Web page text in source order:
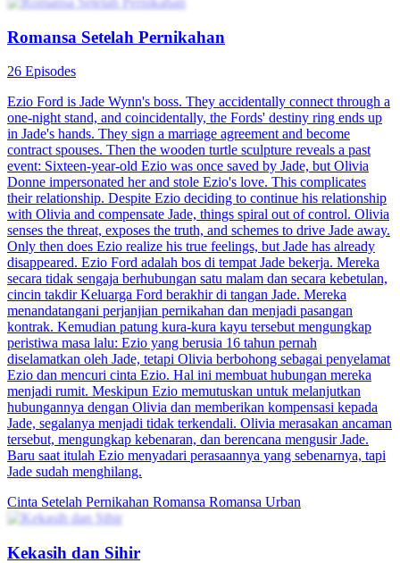
Romansa Setelah Pernikahan
26 Episodes
Ezio Ford is Jade Wynn's boss. They accidentally connect through a
one-night stand, and coincidentally, the Fords' destiny ring ends up
in Jade's hands. They sign a marriage agreement and become
contract spouses. Then the wooden turtle sculpture reveals a past
event: Sixteen-year-old Ezio was once saved by Jade, but Olivia
Donne impersonated her and stole Ezio's love. This complicates
their relationship. Despite Ezio deciding to continue his relationship
with Olivia and compensate Jade, things spiral out of control. Olivia
senses the threat, exposes the truth, and schemes to drive Jade away.
Only then does Ezio realize his true feelings, but Jade has already
disappeared. Ezio Ford adalah bos di tempat Jade bekerja. Mereka
secara tidak sengaja berhubungan satu malam dan secara kebetulan,
cincin takdir Keluarga Ford berakhir di tangan Jade. Mereka
menandatangani perjanjian pernikahan dan menjadi pasangan
kontrak. Kemudian patung kura-kura kayu tersebut mengungkap
peristiwa masa lalu: Ezio yang berusia 16 tahun pernah
diselamatkan oleh Jade, tetapi Olivia berbohong sebagai penyelamat
Ezio dan mencuri cinta Ezio. Hal ini membuat hubungan mereka
menjadi rumit. Meskipun Ezio memutuskan untuk melanjutkan
hubungannya dengan Olivia dan memberikan kompensasi kepada
Jade, segalanya menjadi tidak terkendali. Olivia merasakan ancaman
tersebut, mengungkap kebenaran, dan berencana mengusir Jade.
Baru saat itulah Ezio menyadari perasaannya yang sebenarnya, tapi
Jade sudah menghilang.
Cinta Setelah Pernikahan Romansa Romansa Urban
Kekasih dan Sihir